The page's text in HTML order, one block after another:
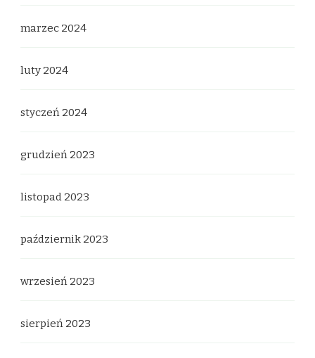
marzec 2024
luty 2024
styczeń 2024
grudzień 2023
listopad 2023
październik 2023
wrzesień 2023
sierpień 2023